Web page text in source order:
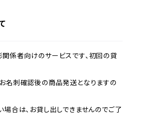
関係者向けのサービスです、初回の貸
名刺確認後の商品発送となりますの
場合は、お貸し出しできませんのでご了